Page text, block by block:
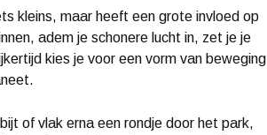
kleins, maar heeft een grote invloed op
adem je schonere lucht in, zet je je
kies je voor een vorm van beweging
of vlak erna een rondje door het park,